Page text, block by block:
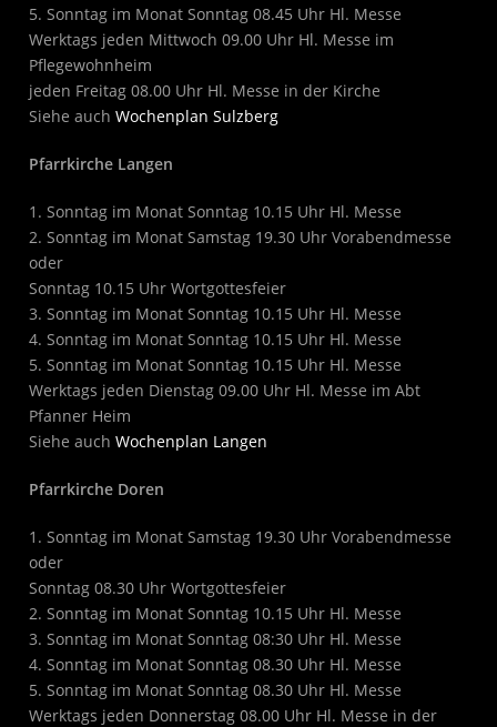
5. Sonntag im Monat Sonntag 08.45 Uhr Hl. Messe
Werktags jeden Mittwoch 09.00 Uhr Hl. Messe im
Pflegewohnheim
jeden Freitag 08.00 Uhr Hl. Messe in der Kirche
Siehe auchWochenplan Sulzberg
Pfarrkirche Langen
1. Sonntag im Monat Sonntag 10.15 Uhr Hl. Messe
2. Sonntag im Monat Samstag 19.30 Uhr Vorabendmesse
oder
Sonntag 10.15 Uhr Wortgottesfeier
3. Sonntag im Monat Sonntag 10.15 Uhr Hl. Messe
4. Sonntag im Monat Sonntag 10.15 Uhr Hl. Messe
5. Sonntag im Monat Sonntag 10.15 Uhr Hl. Messe
Werktags jeden Dienstag 09.00 Uhr Hl. Messe im Abt
Pfanner Heim
Siehe auchWochenplan Langen
Pfarrkirche Doren
1. Sonntag im Monat Samstag 19.30 Uhr Vorabendmesse
oder
Sonntag 08.30 Uhr Wortgottesfeier
2. Sonntag im Monat Sonntag 10.15 Uhr Hl. Messe
3. Sonntag im Monat Sonntag 08:30 Uhr Hl. Messe
4. Sonntag im Monat Sonntag 08.30 Uhr Hl. Messe
5. Sonntag im Monat Sonntag 08.30 Uhr Hl. Messe
Werktags jeden Donnerstag 08.00 Uhr Hl. Messe in der